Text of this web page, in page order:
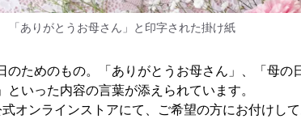
「ありがとうお母さん」と印字された掛け紙
のためのもの。「ありがとうお母さん」、「母の
いった内容の言葉が添えられています。
オンラインストアにて、ご希望の方にお付けして